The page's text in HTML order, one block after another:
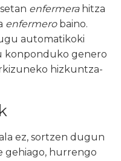
enfermerahitza
enfermerobaino.
automatikoki
konponduko genero
hizkuntza-
ez, sortzen dugun
gehiago, hurrengo